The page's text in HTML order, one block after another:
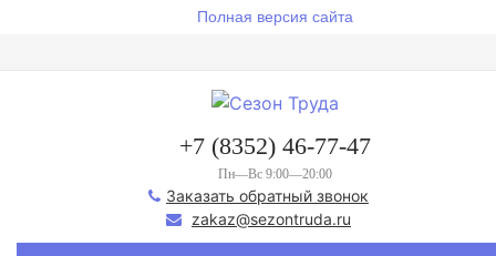
Полная версия сайта
+7 (8352) 46-77-47
Пн—Вс 9:00—20:00
Заказать обратный звонок
zakaz@sezontruda.ru